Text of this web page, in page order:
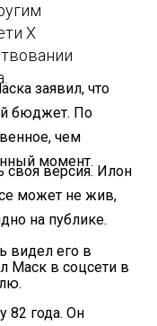
X
заявил, что
бюджет. По
чем
момент.
своя версия. Илон
может не жив,
на публике.
видел его в
Маск в соцсети в
82 года. Он